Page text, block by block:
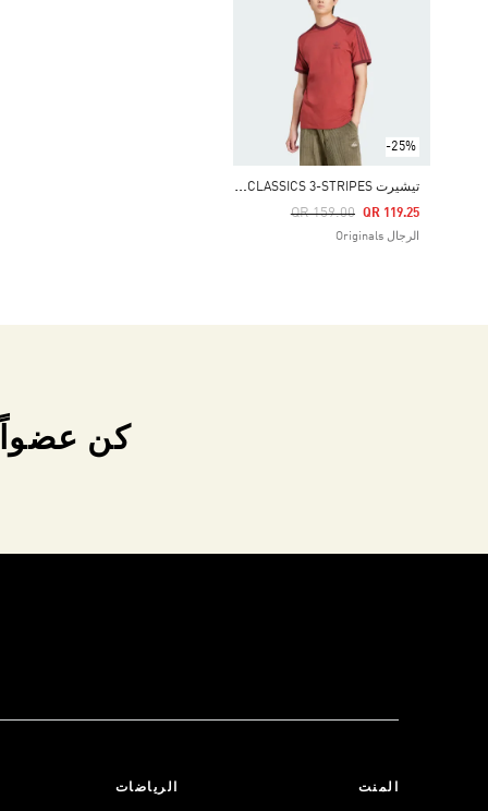
-25%
ت
يشيرت ADICOLOR CLASSICS 3-STRIPES
Price Reduced From
QR 159.00
To QR 119.25
الرجال Originals
كن عضواً
المنت الرياضات